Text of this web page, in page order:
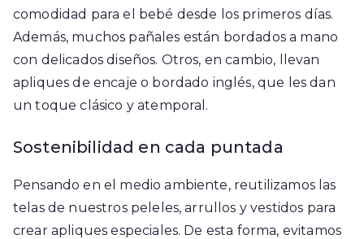
comodidad para el bebé desde los primeros días.
Además, muchos pañales están bordados a mano
con delicados diseños. Otros, en cambio, llevan
apliques de encaje o bordado inglés, que les dan
un toque clásico y atemporal.
Sostenibilidad en cada puntada
Pensando en el medio ambiente, reutilizamos las
telas de nuestros peleles, arrullos y vestidos para
crear apliques especiales. De esta forma, evitamos